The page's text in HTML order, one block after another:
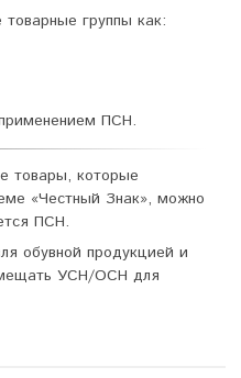
группы как:
ПСН.
товары, которые
«Честный Знак», можно
ПСН.
обувной продукцией и
УСН/ОСН для